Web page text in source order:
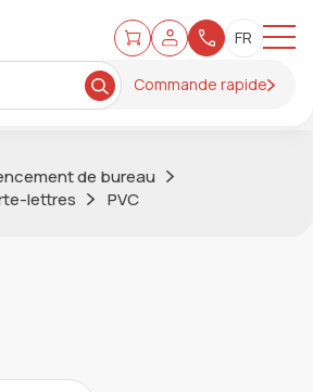
Commande rapide
de bureau
lettres
PVC